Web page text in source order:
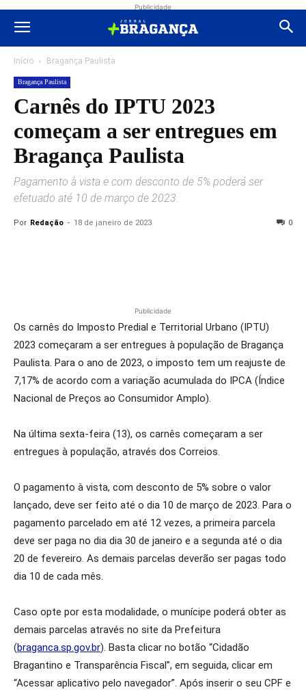
Publicidade
Início Bragança Paulista
Bragança Paulista
Carnês do IPTU 2023
começam a ser entregues em
Bragança Paulista
Pagamento à vista e com desconto de 5% poderá ser
efetuado até 10 de março de 2023.
Por Redação - 18 de janeiro de 2023 0
Publicidade
Os carnês do Imposto Predial e Territorial Urbano (IPTU)
2023 começaram a ser entregues à população de Bragança
Paulista. Para o ano de 2023, o imposto tem um reajuste de
7,17% de acordo com a variação acumulada do IPCA (Índice
Nacional de Preços ao Consumidor Amplo).
Na última sexta-feira (13), os carnês começaram a ser
entregues à população, através dos Correios.
O pagamento à vista, com desconto de 5% sobre o valor
lançado, deve ser feito até o dia 10 de março de 2023. Para o
pagamento parcelado em até 12 vezes, a primeira parcela
deve ser paga no dia dia 30 de janeiro e a segunda até o dia
20 de fevereiro. As demais parcelas deverão ser pagas todo
dia 10 de cada mês.
Caso opte por esta modalidade, o munícipe poderá obter as
demais parcelas através no site da Prefeitura
(braganca.sp.gov.br). Basta clicar no botão “Cidadão
Bragantino e Transparência Fiscal”, em seguida, clicar em
“Acessar aplicativo pelo navegador”. Após inserir o seu CPF e